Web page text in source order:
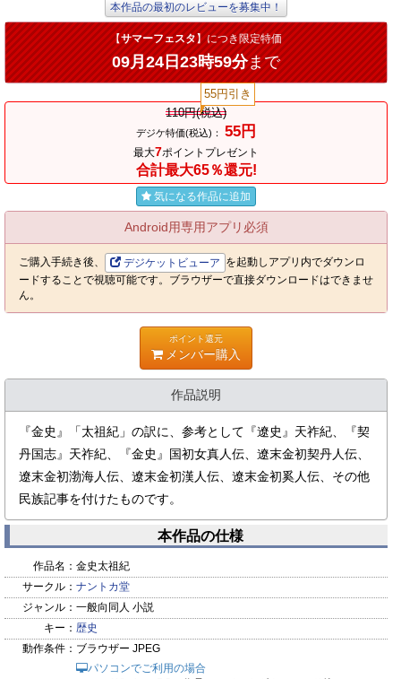
本作品の最初のレビューを募集中！
【サマーフェスタ】につき限定特価
09月24日23時59分まで
110円(税込)
55円引き
デジケ特価(税込)： 55円
最大7ポイントプレゼント
合計最大65％還元!
気になる作品に追加
Android用専用アプリ必須
ご購入手続き後、 デジケットビューア を起動しアプリ内でダウンロ
ードすることで視聴可能です。ブラウザーで直接ダウンロードはできませ
ん。
ポイント還元
メンバー購入
作品説明
『金史』「太祖紀」の訳に、参考として『遼史』天祚紀、『契
丹国志』天祚紀、『金史』国初女真人伝、遼末金初契丹人伝、
遼末金初渤海人伝、遼末金初漢人伝、遼末金初奚人伝、その他
民族記事を付けたものです。
本作品の仕様
作品名： 金史太祖紀
サークル： ナントカ堂
ジャンル： 一般向同人 小説
キー： 歴史
動作条件： ブラウザー JPEG
パソコンでご利用の場合